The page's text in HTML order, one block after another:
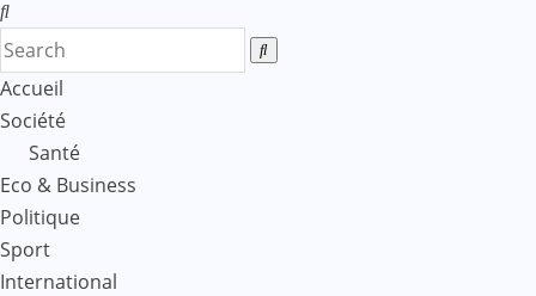
Accueil
Société
Santé
Eco & Business
Politique
Sport
International